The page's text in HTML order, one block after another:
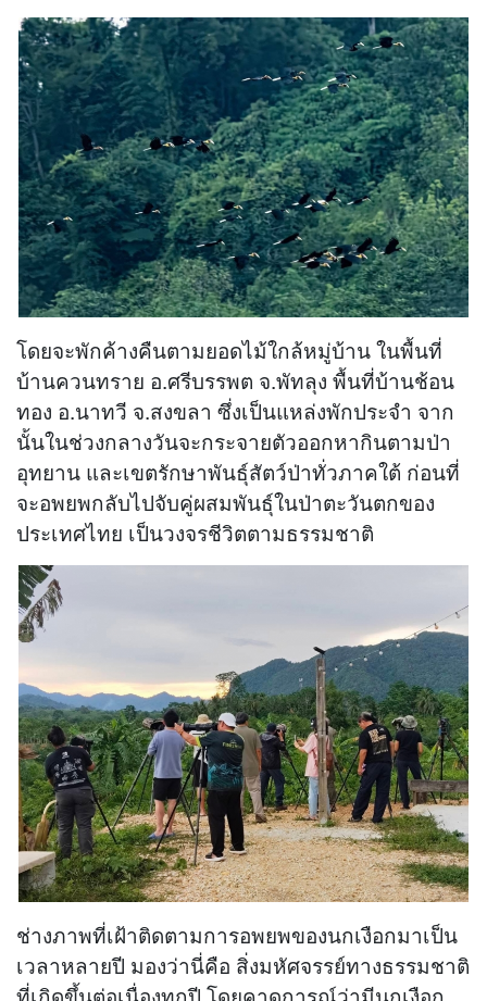
โดยจะพักค้างคืนตามยอดไม้ใกล้หมู่บ้าน ในพื้นที่
บ้านควนทราย อ.ศรีบรรพต จ.พัทลุง พื้นที่บ้านช้อน
ทอง อ.นาทวี จ.สงขลา ซึ่งเป็นแหล่งพักประจำ จาก
นั้นในช่วงกลางวันจะกระจายตัวออกหากินตามป่า
อุทยาน และเขตรักษาพันธุ์สัตว์ป่าทั่วภาคใต้ ก่อนที่
จะอพยพกลับไปจับคู่ผสมพันธุ์ในป่าตะวันตกของ
ประเทศไทย เป็นวงจรชีวิตตามธรรมชาติ
ช่างภาพที่เฝ้าติดตามการอพยพของนกเงือกมาเป็น
เวลาหลายปี มองว่านี่คือ สิ่งมหัศจรรย์ทางธรรมชาติ